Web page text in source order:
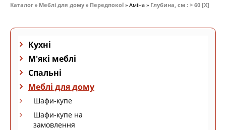
Каталог » Меблі для дому » Передпокої» Аміна » Глубина, см : > 60 [X]
Кухні
М'які меблі
Спальні
Меблі для дому
Шафи-купе
Шафи-купе на
замовлення